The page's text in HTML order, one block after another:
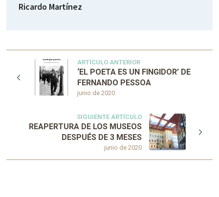
Ricardo Martínez
ARTÍCULO ANTERIOR
junio de 2020
‘EL POETA ES UN FINGIDOR’ DE
FERNANDO PESSOA
SIGUIENTE ARTÍCULO
junio de 2020
REAPERTURA DE LOS MUSEOS
DESPUÉS DE 3 MESES